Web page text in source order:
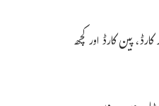
پین کارڈ اور کچھ